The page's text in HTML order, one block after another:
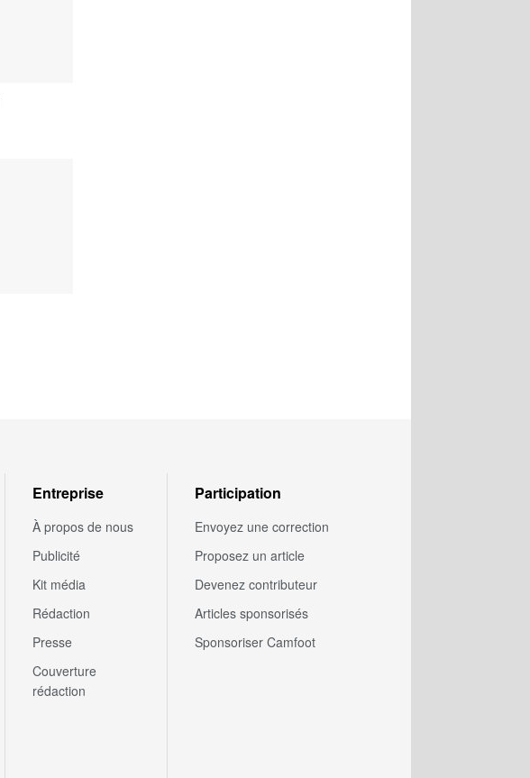
Entreprise
À propos de nous
Publicité
Kit média
Rédaction
Presse
Couverture
rédaction
Participation
Envoyez une correction
Proposez un article
Devenez contributeur
Articles sponsorisés
Sponsoriser Camfoot